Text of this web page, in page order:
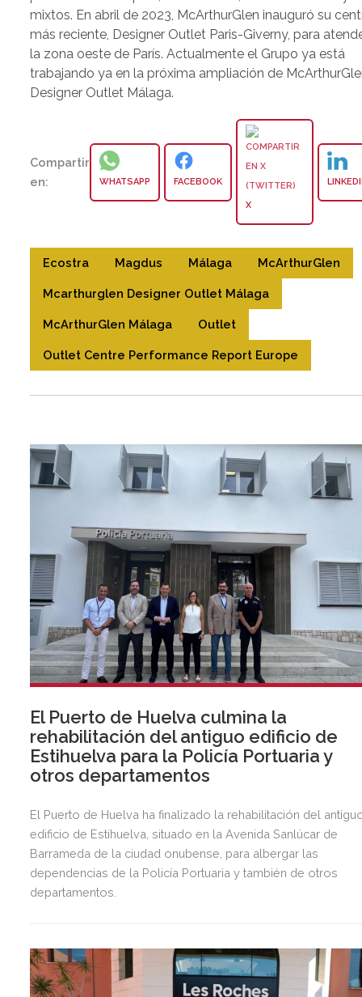
mixtos. En abril de 2023, McArthurGlen inauguró su
más reciente, Designer Outlet Paris-Giverny, para
la zona oeste de París. Actualmente el Grupo ya está
trabajando ya en la próxima ampliación de
Designer Outlet Málaga.
Compartir
en:
WHATSAPP FACEBOOK
X
Ecostra Magdus Málaga McArthurGlen
Mcarthurglen Designer Outlet Málaga
McArthurGlen Málaga Outlet
Outlet Centre Performance Report Europe
El Puerto de Huelva culmina la
rehabilitación del antiguo edificio de
Estihuelva para la Policía Portuaria y
otros departamentos
El Puerto de Huelva ha finalizado la rehabilitación del
edificio de Estihuelva, situado en la Avenida Sanlúcar de
Barrameda de la ciudad onubense, para albergar las
dependencias de la Policía Portuaria y también de otros
departamentos.